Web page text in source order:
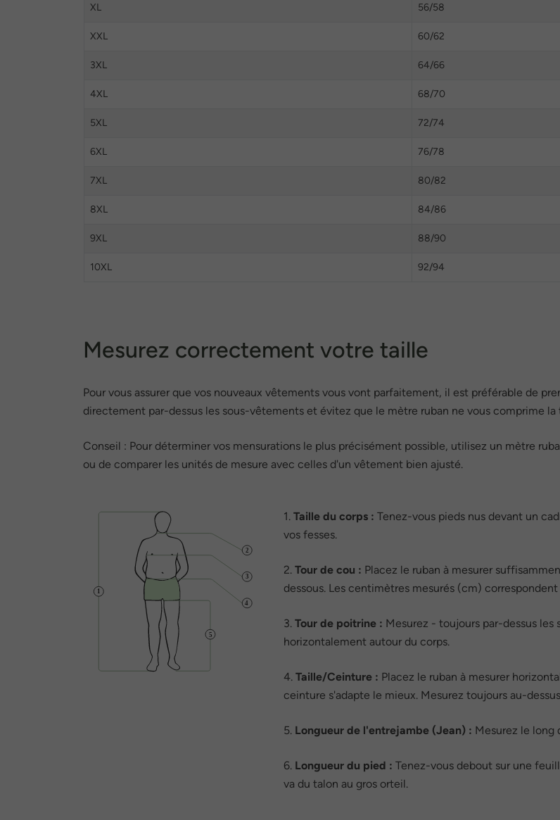
XL 56/58
XXL 60/62
3XL 64/66
4XL 68/70
5XL 72/74
6XL 76/78
7XL 80/82
8XL 84/86
9XL 88/90
10XL 92/94
Mesurez correctement votre taille
Pour vous assurer que vos nouveaux vêtements vous vont parfaitement, il est préférable de
directement par-dessus les sous-vêtements et évitez que le mètre ruban ne vous comprime la
Conseil : Pour déterminer vos mensurations le plus précisément possible, utilisez un mètre
ou de comparer les unités de mesure avec celles d'un vêtement bien ajusté.
1. Taille du corps : Tenez-vous pieds nus devant un
vos fesses.
2. Tour de cou : Placez le ruban à mesurer
dessous. Les centimètres mesurés (cm)
3. Tour de poitrine : Mesurez - toujours par-dessus
horizontalement autour du corps.
4. Taille/Ceinture : Placez le ruban à mesurer
ceinture s'adapte le mieux. Mesurez toujours au-
5. Longueur de l'entrejambe (Jean) : Mesurez le long
6. Longueur du pied : Tenez-vous debout sur une
va du talon au gros orteil.